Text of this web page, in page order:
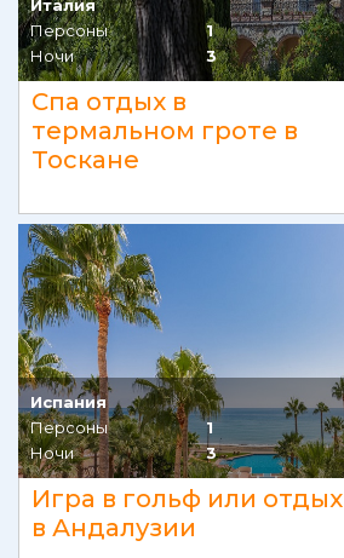
Италия
Персоны
1
Ночи
3
Спа отдых в
термальном гроте в
Тоскане
Испания
Персоны
1
Ночи
3
Игра в гольф или отдых
в Андалузии